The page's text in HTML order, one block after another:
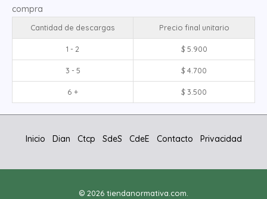
compra
Cantidad de descargas Precio final unitario
1 - 2 $5.900
3 - 5 $4.700
6 + $3.500
Inicio Dian Ctcp SdeS CdeE Contacto Privacidad
© 2026 tiendanormativa.com.